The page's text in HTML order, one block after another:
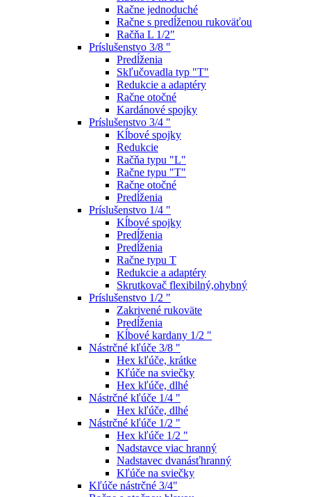
Račne jednoduché
Račne s predĺženou rukoväťou
Račňa L 1/2"
Príslušenstvo 3/8 "
Predĺženia
Skľučovadla typ "T"
Redukcie a adaptéry
Račne otočné
Kardánové spojky
Príslušenstvo 3/4 "
Kĺbové spojky
Redukcie
Račňa typu "L"
Račne typu "T"
Račne otočné
Predĺženia
Príslušenstvo 1/4 "
Kĺbové spojky
Predĺženia
Predĺženia
Račne typu T
Redukcie a adaptéry
Skrutkovač flexibilný,ohybný
Príslušenstvo 1/2 "
Zakrivené rukoväte
Predĺženia
Kĺbové kardany 1/2 "
Nástrčné kľúče 3/8 "
Hex kľúče, krátke
Kľúče na sviečky
Hex kľúče, dlhé
Nástrčné kľúče 1/4 "
Hex kľúče, dlhé
Nástrčné kľúče 1/2 "
Hex kľúče 1/2 "
Nadstavce viac hranný
Nadstavec dvanásťhranný
Kľúče na sviečky
Kľúče nástrčné 3/4"